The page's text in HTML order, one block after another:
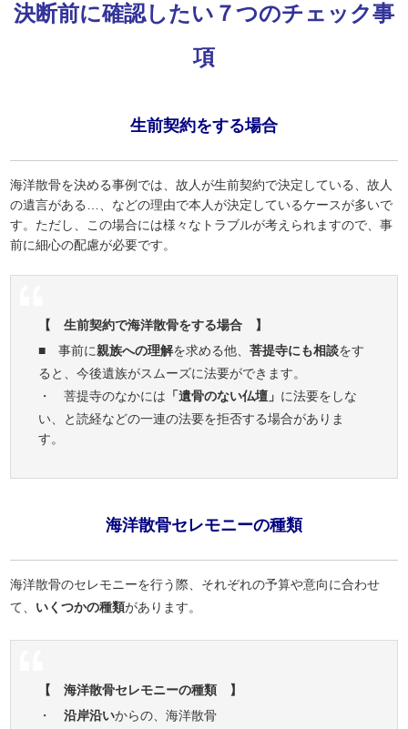
決断前に確認したい７つのチェック事
項
生前契約をする場合
海洋散骨を決める事例では、故人が生前契約で決定している、故人
の遺言がある…、などの理由で本人が決定しているケースが多いで
す。ただし、この場合には様々なトラブルが考えられますので、事
前に細心の配慮が必要です。
【 生前契約で海洋散骨をする場合 】
■ 事前に親族への理解を求める他、菩提寺にも相談をす
ると、今後遺族がスムーズに法要ができます。
・ 菩提寺のなかには 「遺骨のない仏壇」 に法要をしな
い、と読経などの一連の法要を拒否する場合がありま
す。
海洋散骨セレモニーの種類
海洋散骨のセレモニーを行う際、それぞれの予算や意向に合わせ
て、 いくつかの種類があります。
【 海洋散骨セレモニーの種類 】
・沿岸沿いからの、海洋散骨